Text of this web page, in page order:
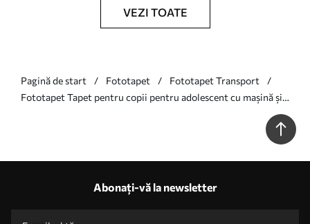
VEZI TOATE
Pagină de start Fototapet
Fototapet Transport
Fototapet Tapet pentru copii pentru adolescent cu mașină și
Abonați-vă la newsletter